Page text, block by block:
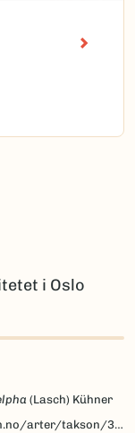
i Oslo
(Lasch) Kühner
36655/beskrivelse